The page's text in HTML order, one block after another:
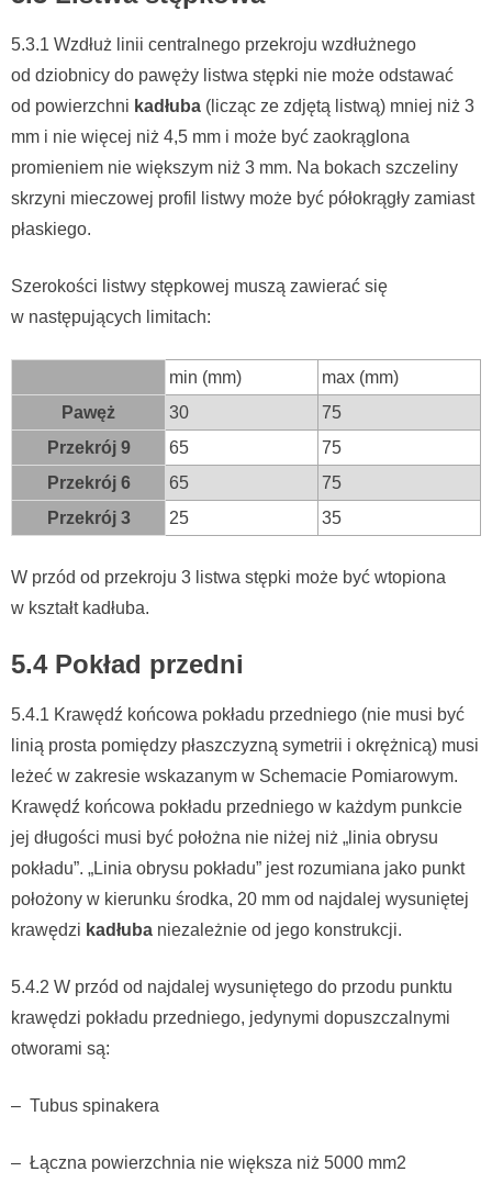
5.3.1 Wzdłuż linii centralnego przekroju wzdłużnego
od dziobnicy do pawęży listwa stępki nie może odstawać
od powierzchni kadłuba (licząc ze zdjętą listwą) mniej niż 3
mm i nie więcej niż 4,5 mm i może być zaokrąglona
promieniem nie większym niż 3 mm. Na bokach szczeliny
skrzyni mieczowej profil listwy może być półokrągły zamiast
płaskiego.
Szerokości listwy stępkowej muszą zawierać się
w następujących limitach:
min (mm)
max (mm)
Pawęż
30
75
Przekrój 9
65
75
Przekrój 6
65
75
Przekrój 3
25 35
W przód od przekroju 3 listwa stępki może być wtopiona
w kształt kadłuba.
5.4 Pokład przedni
5.4.1 Krawędź końcowa pokładu przedniego (nie musi być
linią prosta pomiędzy płaszczyzną symetrii i okrężnicą) musi
leżeć w zakresie wskazanym w Schemacie Pomiarowym.
Krawędź końcowa pokładu przedniego w każdym punkcie
jej długości musi być położna nie niżej niż „linia obrysu
pokładu”. „Linia obrysu pokładu” jest rozumiana jako punkt
położony w kierunku środka, 20 mm od najdalej wysuniętej
krawędzi kadłuba niezależnie od jego konstrukcji.
5.4.2 W przód od najdalej wysuniętego do przodu punktu
krawędzi pokładu przedniego, jedynymi dopuszczalnymi
otworami są:
– Tubus spinakera
– Łączna powierzchnia nie większa niż 5000 mm2